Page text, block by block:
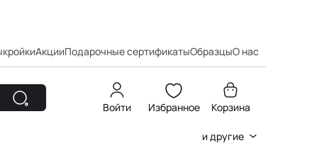
АкцииПодарочные сертификатыОбразцыО нас
Войти Избранное Корзина
и другие